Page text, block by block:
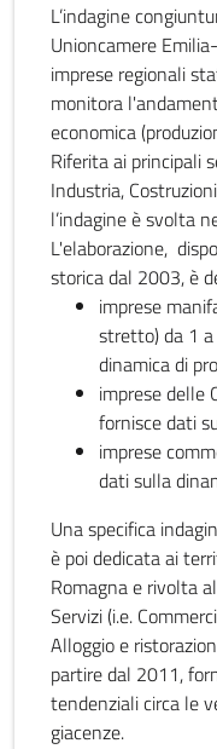
L’indagine
Unioncamere
imprese regionali
monitora
economica
Riferita ai principali
Industria,
l’indagine è svolta
L'elaborazione,
storica dal 2003, è
imprese
stretto) da 1
dinamica di
imprese delle
fornisce dati
imprese
dati sulla
Una specifica
è poi dedicata ai
Romagna e rivolta
Servizi (i.e.
Alloggio e
partire dal 2011,
tendenziali circa le
giacenze.